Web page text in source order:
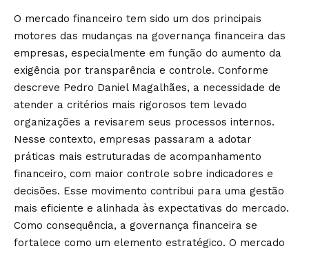
O mercado financeiro tem sido um dos principais
motores das mudanças na governança financeira das
empresas, especialmente em função do aumento da
exigência por transparência e controle. Conforme
descreve Pedro Daniel Magalhães, a necessidade de
atender a critérios mais rigorosos tem levado
organizações a revisarem seus processos internos.
Nesse contexto, empresas passaram a adotar
práticas mais estruturadas de acompanhamento
financeiro, com maior controle sobre indicadores e
decisões. Esse movimento contribui para uma gestão
mais eficiente e alinhada às expectativas do mercado.
Como consequência, a governança financeira se
fortalece como um elemento estratégico. O mercado